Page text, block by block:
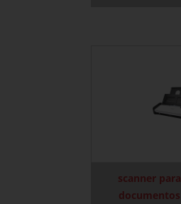
scanner para
documentos